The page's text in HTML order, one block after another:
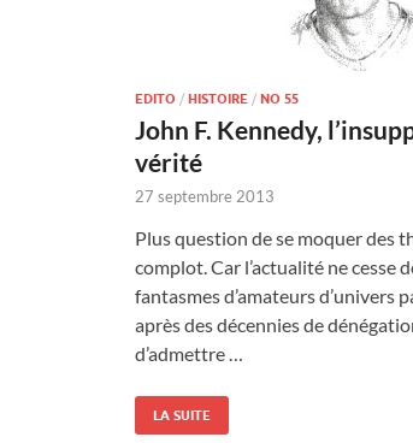
EDITO / HISTOIRE / NO 55
John F. Kennedy,
vérité
27 septembre 2013
Plus question de se moquer des
complot. Car l’actualité ne cesse
fantasmes d’amateurs d’univers
après des décennies de
d’admettre …
LA SUITE